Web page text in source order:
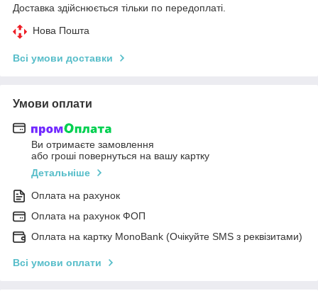
Доставка здійснюється тільки по передоплаті.
Нова Пошта
Всі умови доставки
Умови оплати
Ви отримаєте замовлення
або гроші повернуться на вашу картку
Детальніше
Оплата на рахунок
Оплата на рахунок ФОП
Оплата на картку MonoBank (Очікуйте SMS з реквізитами)
Всі умови оплати